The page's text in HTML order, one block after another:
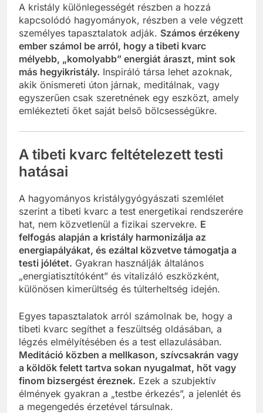
A kristály különlegességét részben a hozzá
kapcsolódó hagyományok, részben a vele végzett
személyes tapasztalatok adják. Számos érzékeny
ember számol be arról, hogy a tibeti kvarc
mélyebb, „komolyabb” energiát áraszt, mint sok
más hegyikristály. Inspiráló társa lehet azoknak,
akik önismereti úton járnak, meditálnak, vagy
egyszerűen csak szeretnének egy eszközt, amely
emlékezteti őket saját belső bölcsességükre.
A tibeti kvarc feltételezett testi
hatásai
A hagyományos kristálygyógyászati szemlélet
szerint a tibeti kvarc a test energetikai rendszerére
hat, nem közvetlenül a fizikai szervekre. E
felfogás alapján a kristály harmonizálja az
energiapályákat, és ezáltal közvetve támogatja a
testi jólétet. Gyakran használják általános
„energiatisztítóként” és vitalizáló eszközként,
különösen kimerültség és túlterheltség idején.
Egyes tapasztalatok arról számolnak be, hogy a
tibeti kvarc segíthet a feszültség oldásában, a
légzés elmélyítésében és a test ellazulásában.
Meditáció közben a mellkason, szívcsakrán vagy
a köldök felett tartva sokan nyugalmat, hőt vagy
finom bizsergést éreznek. Ezek a szubjektív
élmények gyakran a „testbe érkezés”, a jelenlét és
a megengedés érzetével társulnak.